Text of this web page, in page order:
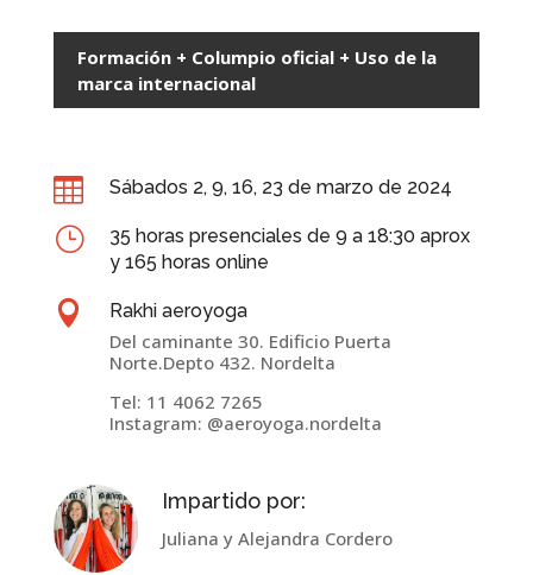
Formación + Columpio oficial + Uso de la
marca internacional
 Sábados 2, 9, 16, 23 de marzo de 2024
}
35 horas presenciales de 9 a 18:30 aprox
y 165 horas online
 Rakhi aeroyoga
Del caminante 30. Edificio Puerta
Norte.Depto 432. Nordelta
Tel: 11 4062 7265
Instagram: @aeroyoga.nordelta
Impartido por:
Juliana y Alejandra Cordero